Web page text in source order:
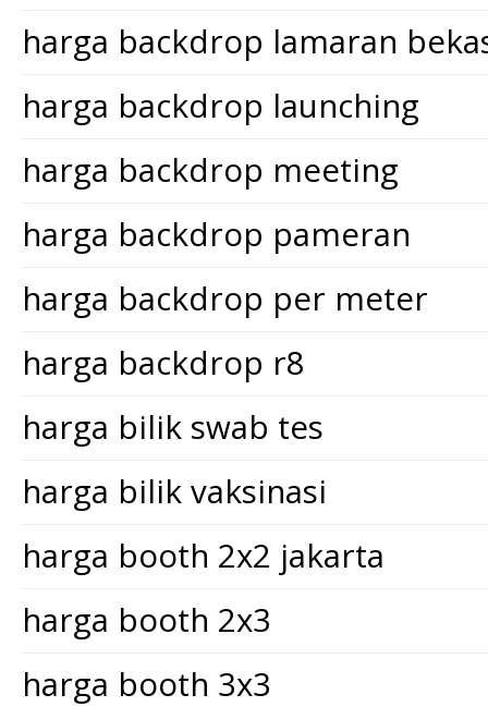
harga backdrop lamaran
harga backdrop launching
harga backdrop meeting
harga backdrop pameran
harga backdrop per meter
harga backdrop r8
harga bilik swab tes
harga bilik vaksinasi
harga booth 2x2 jakarta
harga booth 2x3
harga booth 3x3